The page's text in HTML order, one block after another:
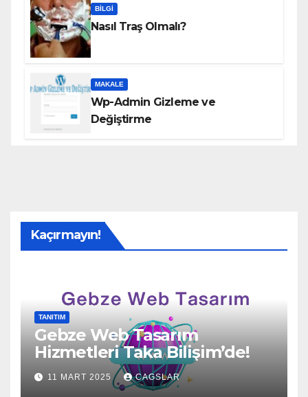
BILGI
Nasıl Traş Olmalı?
MAKALE
Wp-Admin Gizleme ve
Değiştirme
Kaçırmayın!
TANITIM
Gebze Web Tasarım
Hizmetleri Taka Bilişim’de!
11 MART 2025 CAGSLAR